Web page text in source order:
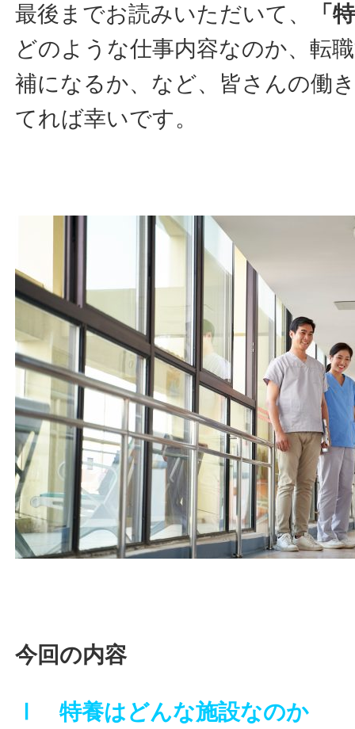
最後までお読みいただいて、
「
どのような仕事内容なのか、転
補になるか、など、皆さんの働
てれば幸いです。
今回の内容
Ⅰ 特養はどんな施設なのか